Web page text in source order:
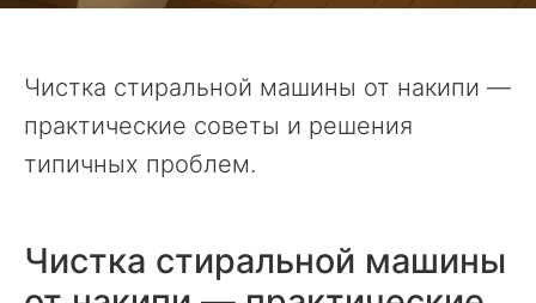
Чистка стиральной машины от накипи —
практические советы и решения
типичных проблем.
Чистка стиральной машины